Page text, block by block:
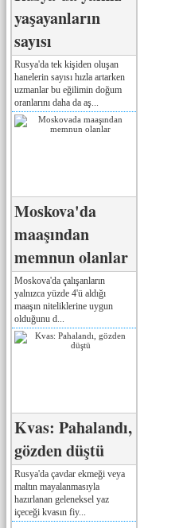
yaşayanların
sayısı
Rusya'da tek kişiden oluşan
hanelerin sayısı hızla artarken
uzmanlar bu eğilimin doğum
oranlarını daha da aş...
Moskova'da
maaşından
memnun olanlar
Moskova'da çalışanların
yalnızca yüzde 4'ü aldığı
maaşın niteliklerine uygun
olduğunu d...
Kvas: Pahalandı,
gözden düştü
Rusya'da çavdar ekmeği veya
maltın mayalanmasıyla
hazırlanan geleneksel yaz
içeceği kvasın fiy...